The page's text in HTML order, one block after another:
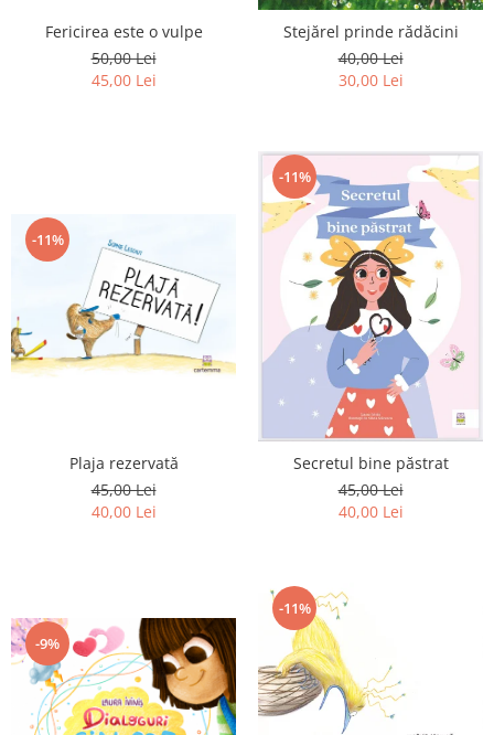
Editura Sophia
Editura Usborne
Fericirea este o vulpe
50,00 Lei
45,00 Lei
Stejărel prinde rădăcini
40,00 Lei
30,00 Lei
-11%
Plaja rezervată
45,00 Lei
40,00 Lei
-11%
Secretul bine păstrat
45,00 Lei
40,00 Lei
-9%
-11%